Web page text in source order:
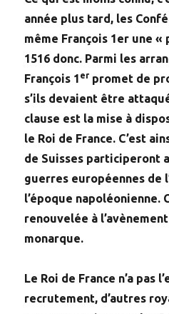
année plus tard, les
même François 1er une
1516 donc. Parmi les
François 1 er promet de
s’ils devaient être
clause est la mise à
le Roi de France. C’est
de Suisses participeront
guerres européennes de
l’époque napoléonienne.
renouvelée à
monarque.
Le Roi de France n’a pas
recrutement, d’autres